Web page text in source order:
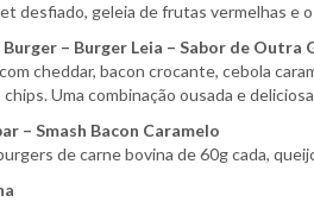
desfiado, geleia de frutas vermelhas e
– Burger Leia – Sabor de Outra
cheddar, bacon crocante, cebola
Uma combinação ousada e
– Smash Bacon Caramelo
de carne bovina de 60g cada,